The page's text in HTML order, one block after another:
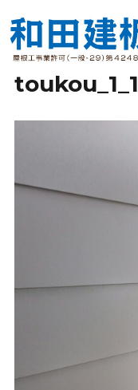
toukou_1_1